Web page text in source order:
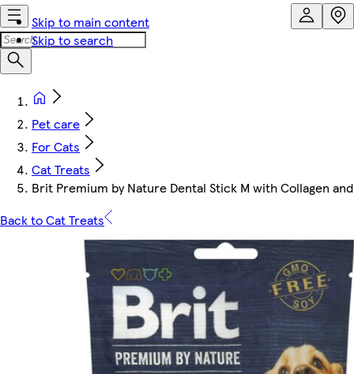
Skip to main content
Skip to search
Pet care
For Cats
Cat Treats
Brit Premium by Nature Dental Stick M with Collagen
Back to Cat Treats